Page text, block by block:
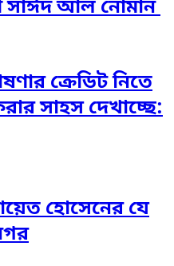
সাঈদ আল নোমান
ক্রেডিট নিতে
সাহস দেখাচ্ছে:
হোসেনের যে